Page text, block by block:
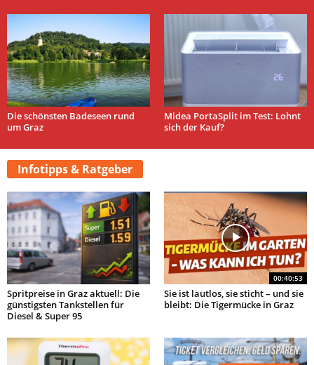
Die schönsten Badeseen rund
um Graz
Midea PortaSplit im Test: Lohnt
sich der Kauf?
Infotipps & Ratgeber
Spritpreise in Graz aktuell: Die
günstigsten Tankstellen für
Diesel & Super 95
00:40:53
Sie ist lautlos, sie sticht – und sie
bleibt: Die Tigermücke in Graz